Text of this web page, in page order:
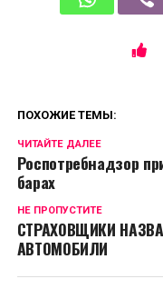
ПОХОЖИЕ ТЕМЫ:
ЧИТАЙТЕ ДАЛЕЕ
Роспотребнадзор
барах
НЕ ПРОПУСТИТЕ
СТРАХОВЩИКИ
АВТОМОБИЛИ